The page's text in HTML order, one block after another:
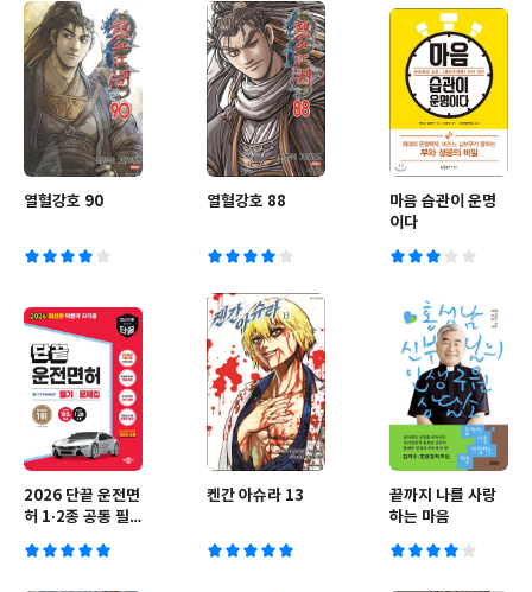
열혈강호 90 열혈강호 88
마음 습관이 운명
이다
2026 단끝 운전면
허 1·2종 공통 필
켄간 아슈라 13
끝까지 나를 사랑
하는 마음